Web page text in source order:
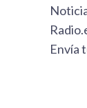
Envía